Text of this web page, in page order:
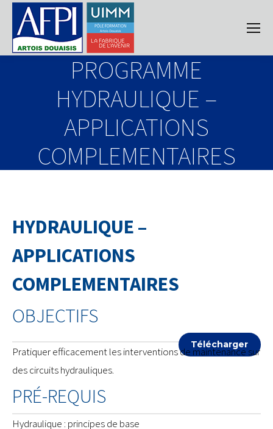
PROGRAMME
HYDRAULIQUE –
APPLICATIONS
COMPLEMENTAIRES
HYDRAULIQUE –
APPLICATIONS
COMPLEMENTAIRES
OBJECTIFS
Télécharger
Pratiquer efficacement les interventions de maintenance sur
des circuits hydrauliques.
PRÉ-REQUIS
Hydraulique : principes de base